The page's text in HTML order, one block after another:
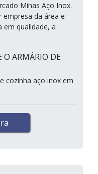
Minas Aço Inox.
da área e
em qualidade, a
O ARMÁRIO DE
cozinha aço inox em